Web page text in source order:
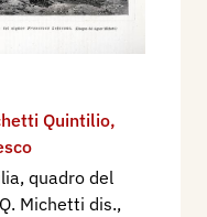
Quintilio,
quadro del
Michetti dis.,